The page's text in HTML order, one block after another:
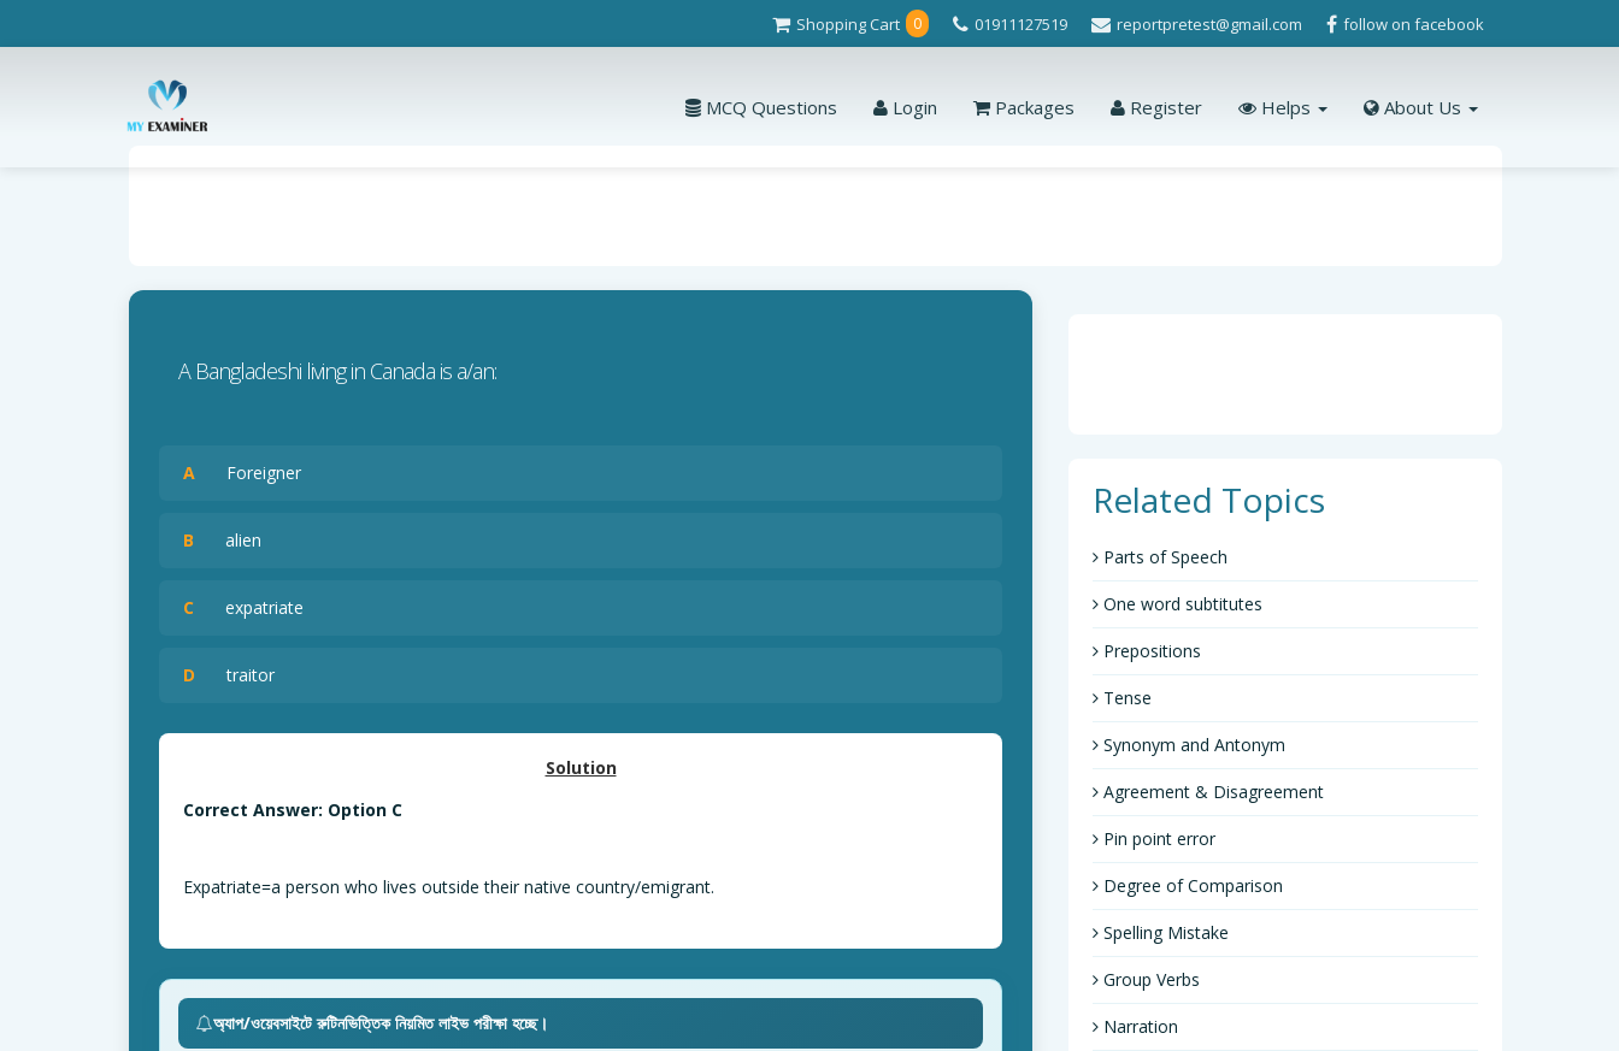
Shopping Cart 0 01911127519 reportpretest@gmail.com follow on facebook
MCQ Questions Login Packages Register Helps About Us
A Bangladeshi living in Canada is a/an:
A Foreigner
B alien
C expatriate
D traitor
Solution
Correct Answer: Option C
Expatriate=a person who lives outside their native country/emigrant.
অ্যাপ/ওয়েবসাইটে রুটিনভিত্তিক নিয়মিত লাইভ পরীক্ষা হচ্ছে।
Related Topics
Parts of Speech
One word subtitutes
Prepositions
Tense
Synonym and Antonym
Agreement & Disagreement
Pin point error
Degree of Comparison
Spelling Mistake
Group Verbs
Narration